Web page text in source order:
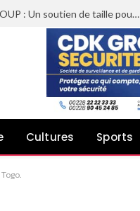
Sheyi Adebayor aux côtés de CDK GROUP : Un soutien de taille pour le concert de Joachin Migos
Cultures Sports